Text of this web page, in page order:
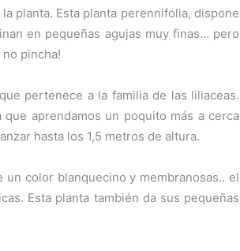
planta. Esta planta perennifolia, dispone
en pequeñas agujas muy finas… pero
pincha!
pertenece a la familia de las liliaceas.
aprendamos un poquito más a cerca
hasta los 1,5 metros de altura.
un color blanquecino y membranosas.. el
Esta planta también da sus pequeñas